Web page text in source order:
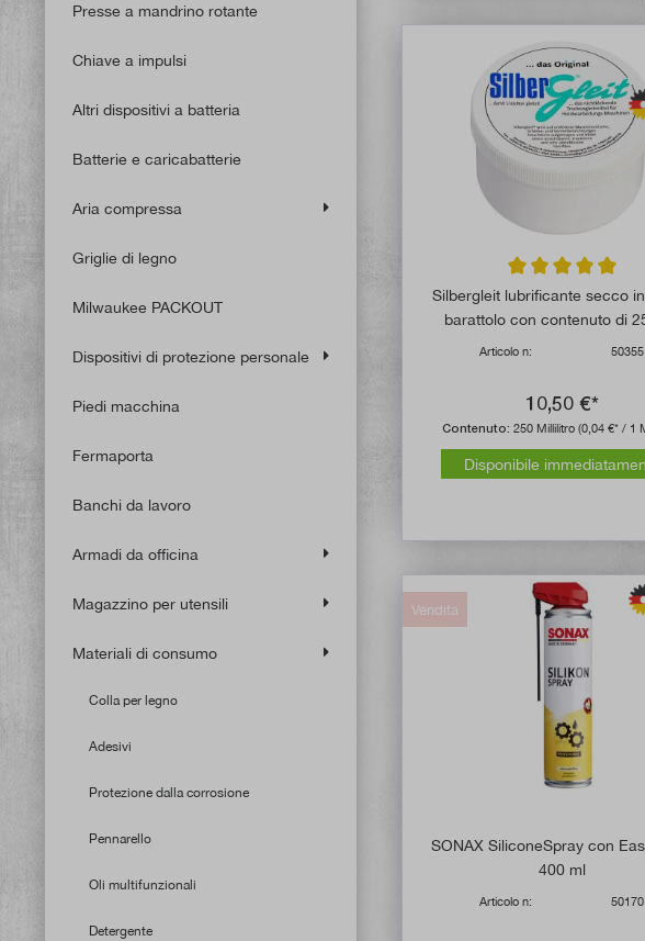
Presse a mandrino rotante
Chiave a impulsi
Altri dispositivi a batteria
Batterie e caricabatterie
Aria compressa
Griglie di legno
Milwaukee PACKOUT
Dispositivi di protezione personale
Piedi macchina
Fermaporta
Banchi da lavoro
Armadi da officina
Magazzino per utensili
Materiali di consumo
Colla per legno
Adesivi
Protezione dalla corrosione
Pennarello
Oli multifunzionali
Detergente
Valutazione media
Silbergleit lubrificante secco
barattolo con contenuto di
Articolo n: 50355
10,50 €*
Contenuto:250 Millilitro(0,04 €* / 1
Disponibile
Vendita
SONAX SiliconeSpray con
400 ml
Articolo n: 50170